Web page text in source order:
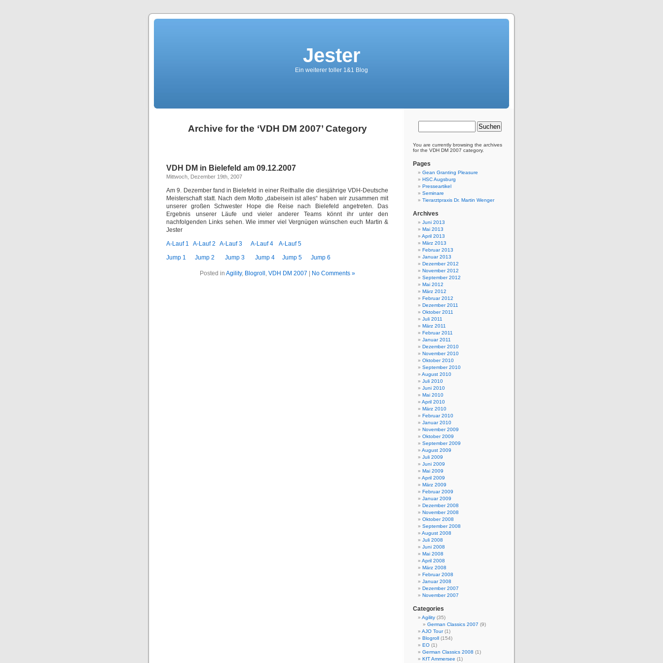
Jester
Ein weiterer toller 1&1 Blog
Archive for the ‘VDH DM 2007’ Category
VDH DM in Bielefeld am 09.12.2007
Mittwoch, Dezember 19th, 2007
Am 9. Dezember fand in Bielefeld in einer Reithalle die diesjährige VDH-Deutsche
Meisterschaft statt. Nach dem Motto „dabeisein ist alles“ haben wir zusammen mit
unserer großen Schwester Hope die Reise nach Bielefeld angetreten. Das
Ergebnis unserer Läufe und vieler anderer Teams könnt ihr unter den
nachfolgenden Links sehen. Wie immer viel Vergnügen wünschen euch Martin &
Jester
A-Lauf 1
A-Lauf 2 A-Lauf 3 A-Lauf 4
A-Lauf 5
Jump 1
Jump 2 Jump 3 Jump 4 Jump 5 Jump 6
Posted in Agility, Blogroll , VDH DM 2007 No Comments »
You are currently browsing the archives
for the VDH DM 2007 category.
Pages
Gean Granting Pleasure
HSC Augsburg
Presseartikel
Seminare
Tierarztpraxis Dr. Martin Wenger
Archives
Juni 2013
Mai 2013
April 2013
März 2013
Februar 2013
Januar 2013
Dezember 2012
November 2012
September 2012
Mai 2012
März 2012
Februar 2012
Dezember 2011
Oktober 2011
Juli 2011
März 2011
Februar 2011
Januar 2011
Dezember 2010
November 2010
Oktober 2010
September 2010
August 2010
Juli 2010
Juni 2010
Mai 2010
April 2010
März 2010
Februar 2010
Januar 2010
November 2009
Oktober 2009
September 2009
August 2009
Juli 2009
Juni 2009
Mai 2009
April 2009
März 2009
Februar 2009
Januar 2009
Dezember 2008
November 2008
Oktober 2008
September 2008
August 2008
Juli 2008
Juni 2008
Mai 2008
April 2008
März 2008
Februar 2008
Januar 2008
Dezember 2007
November 2007
Categories
Agility (35)
German Classics 2007 (9)
AJO Tour(1)
Blogroll (154)
EO (1)
German Classics 2008 (1)
KfT Ammersee (1)